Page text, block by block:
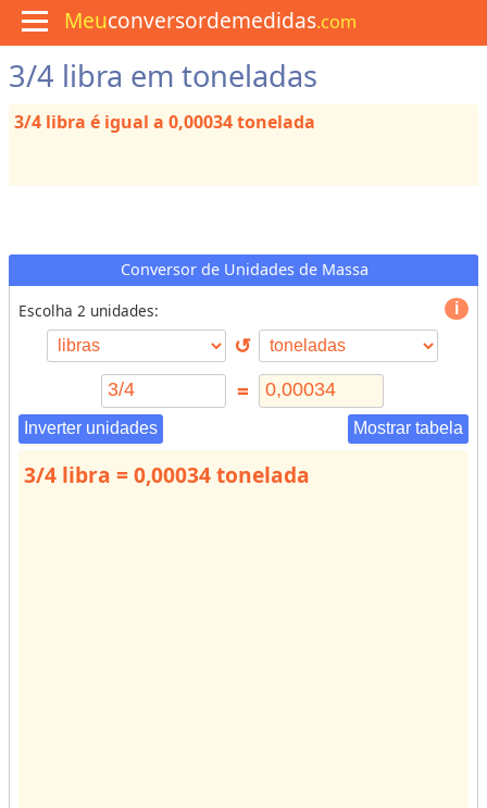
M
e
u
r
v
r
Meuconversordemedidas.com
3/4 libra em toneladas
3/4 libra é igual a 0,00034 tonelada
Conversor de Unidades de Massa
Escolha 2 unidades:
↺
=
Inverter unidades Mostrar tabela
3/4 libra = 0,00034 tonelada